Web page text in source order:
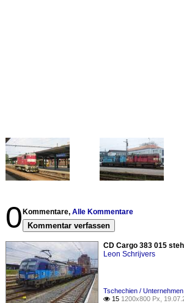
0 Kommentare, Alle Kommentare
Kommentar verfassen
CD Cargo 383 015
Leon Schrijvers
Tschechien /
 15 1200x800 Px,